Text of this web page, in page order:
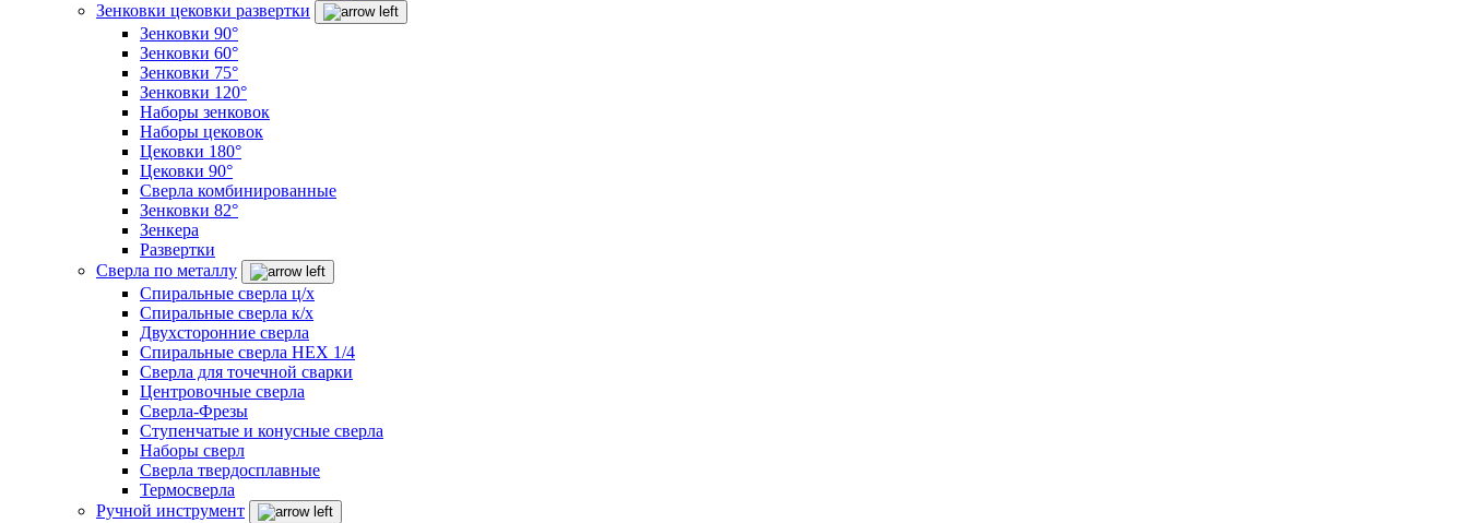
Зенковки цековки развертки
Зенковки 90°
Зенковки 60°
Зенковки 75°
Зенковки 120°
Наборы зенковок
Наборы цековок
Цековки 180°
Цековки 90°
Сверла комбинированные
Зенковки 82°
Зенкера
Развертки
Сверла по металлу
Спиральные сверла ц/х
Спиральные сверла к/х
Двухсторонние сверла
Спиральные сверла HEX 1/4
Сверла для точечной сварки
Центровочные сверла
Сверла-Фрезы
Ступенчатые и конусные сверла
Наборы сверл
Сверла твердосплавные
Термосверла
Ручной инструмент